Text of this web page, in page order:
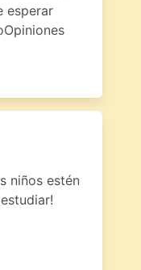
esperar
niños estén